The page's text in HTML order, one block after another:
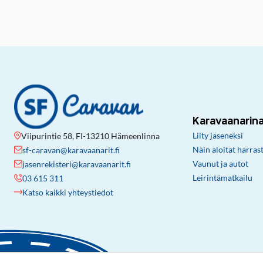
Viipurintie 58, FI-13210 Hämeenlinna
sf-caravan@karavaanarit.fi
jasenrekisteri@karavaanarit.fi
03 615 311
Katso kaikki yhteystiedot
Liity jäseneksi
Näin aloitat
Vaunut ja autot
Leirintämatkailu